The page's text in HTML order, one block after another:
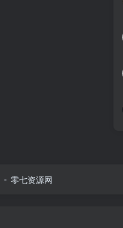
零七资源网